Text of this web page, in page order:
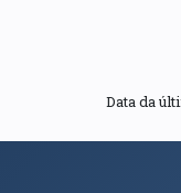
Data da